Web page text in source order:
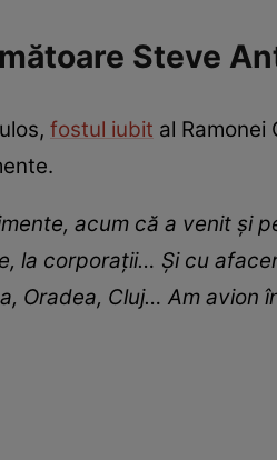
Steve
fostul iubit al
acum că a venit și
la corporații… Și cu
Oradea, Cluj… Am avion